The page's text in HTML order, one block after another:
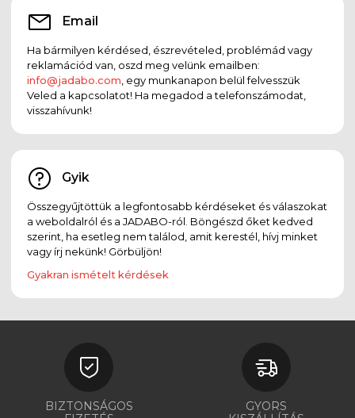
Email
Ha bármilyen kérdésed, észrevételed, problémád vagy
reklamációd van, oszd meg velünk emailben:
info@jadabo.com , egy munkanapon belül felvesszük
Veled a kapcsolatot! Ha megadod a telefonszámodat,
visszahívunk!
Gyik
Összegyűjtöttük a legfontosabb kérdéseket és válaszokat
a weboldalról és a JADABO-ról. Böngészd őket kedved
szerint, ha esetleg nem találod, amit kerestél, hívj minket
vagy írj nekünk! Görbüljön!
Gyakran ismételt kérdések
BIZTONSÁGOS
GYORS